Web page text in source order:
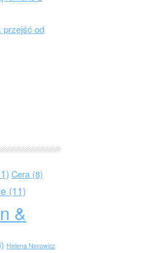
przejść od
Cera (8)
(11)
&
Helena Norowicz